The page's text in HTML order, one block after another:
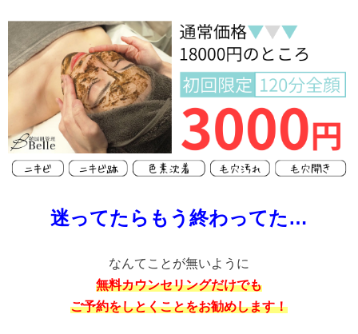
迷ってたらもう終わってた…
なんてことが無いように
無料カウンセリングだけでも
ご予約をしとくことをお勧めします！